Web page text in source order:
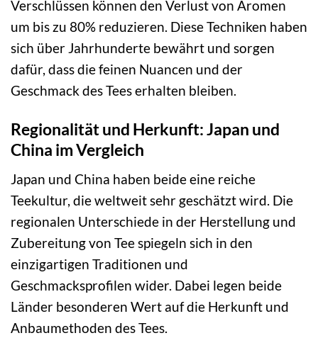
Verschlüssen können den Verlust von Aromen
um bis zu 80% reduzieren. Diese Techniken haben
sich über Jahrhunderte bewährt und sorgen
dafür, dass die feinen Nuancen und der
Geschmack des Tees erhalten bleiben.
Regionalität und Herkunft: Japan und
China im Vergleich
Japan und China haben beide eine reiche
Teekultur, die weltweit sehr geschätzt wird. Die
regionalen Unterschiede in der Herstellung und
Zubereitung von Tee spiegeln sich in den
einzigartigen Traditionen und
Geschmacksprofilen wider. Dabei legen beide
Länder besonderen Wert auf die Herkunft und
Anbaumethoden des Tees.